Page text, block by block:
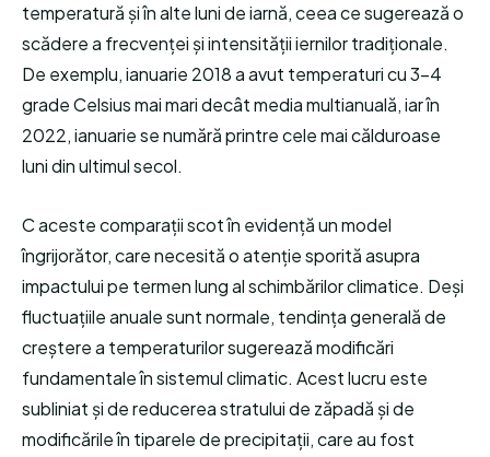
temperatură și în alte luni de iarnă, ceea ce sugerează o
scădere a frecvenței și intensității iernilor tradiționale.
De exemplu, ianuarie 2018 a avut temperaturi cu 3-4
grade Celsius mai mari decât media multianuală, iar în
2022, ianuarie se numără printre cele mai călduroase
luni din ultimul secol.
C aceste comparații scot în evidență un model
îngrijorător, care necesită o atenție sporită asupra
impactului pe termen lung al schimbărilor climatice. Deși
fluctuațiile anuale sunt normale, tendința generală de
creștere a temperaturilor sugerează modificări
fundamentale în sistemul climatic. Acest lucru este
subliniat și de reducerea stratului de zăpadă și de
modificările în tiparele de precipitații, care au fost